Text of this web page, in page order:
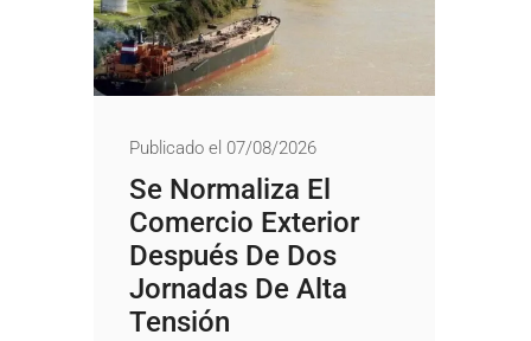
Publicado el 07/08/2026
Se Normaliza El
Comercio Exterior
Después De Dos
Jornadas De Alta
Tensión